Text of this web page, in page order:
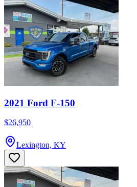
2021 Ford F-150
$26,950
Lexington, KY